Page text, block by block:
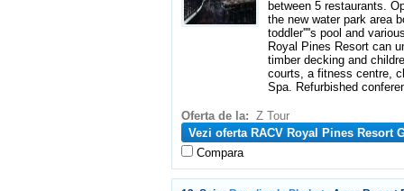
between 5 restaurants.
the new water park area
toddler''''s pool and
Royal Pines Resort can
timber decking and
courts, a fitness centre,
Spa. Refurbished
Oferta de la: Z Tour
Vezi oferta RACV Royal Pines Resort
Compara